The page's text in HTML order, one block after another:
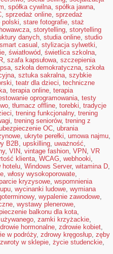
, spółka cywilna, spółka jawna,
, sprzedaż online, sprzedaż
polski, stare fotografie, staż
, storytelling, storytelling
danych, studia online, studio
casual , stylizacja sylwetki,
, światłowód, świetlica szkolna,
, szafa kapsułowa, szczepienia
, szkoła demokratyczna, szkoła
, sztuka sakralna, szybkie
, teatr dla dzieci, techniczne
, terapia online, terapia
oprogramowania, testy
, tłumacz offline, torebki, tradycje
, trening funkcjonalny, trening
, trening seniorów, trening z
OC, ubrania
, ukryte perełki, umowa najmu,
B2B, upskilling, uważność,
, VIN, vintage fashion, VPN, VR
klienta, WCAG, webhooki,
hotelu, Windows Server, witamina D,
, włosy wysokoporowate,
kryzysowe, wspomnienia
, wycinanki ludowe, wymiana
, wypalenie zawodowe,
, wystawy plenerowe,
balkonu dla kota,
, zamki krzyżackie,
hormonalne, zdrowie kobiet,
w podróży, zdrowy kręgosłup, zęby
zwroty w sklepie, życie studenckie,